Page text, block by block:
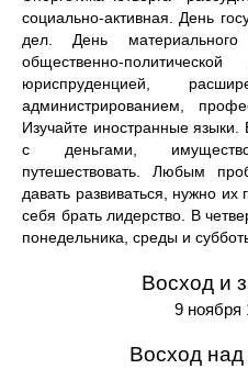
социально-активная. День
дел. День материального
общественно-
юриспруденцией,
администрированием,
Изучайте иностранные
с деньгами,
путешествовать. Любым
давать развиваться, нужно их
себя брать лидерство. В
понедельника, среды и
Восход и
9 ноября
Восход над